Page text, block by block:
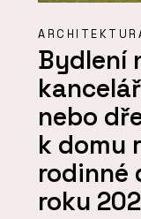
Bydlení
nebo
k domu
rodinné
roku